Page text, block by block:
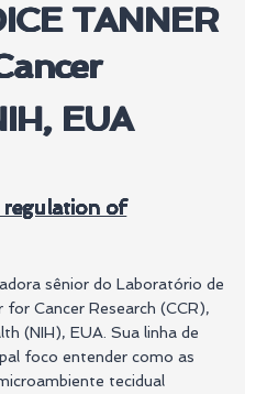
TANNER
EUA
of
sênior do Laboratório de
Cancer Research (CCR),
(NIH), EUA. Sua linha de
foco entender como as
tecidual